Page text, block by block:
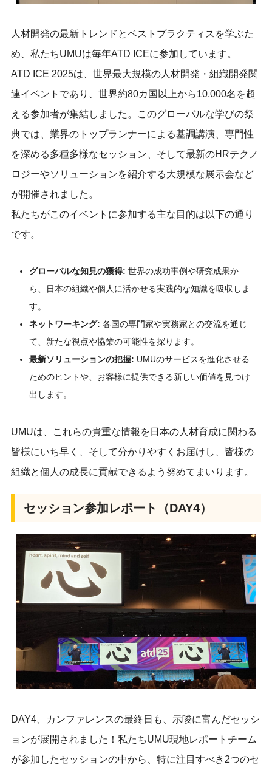
人材開発の最新トレンドとベストプラクティスを学ぶた
め、私たちUMUは毎年ATD ICEに参加しています。
ATD ICE 2025は、世界最大規模の人材開発・組織開発関
連イベントであり、世界約80カ国以上から10,000名を超
える参加者が集結しました。このグローバルな学びの祭
典では、業界のトップランナーによる基調講演、専門性
を深める多種多様なセッション、そして最新のHRテクノ
ロジーやソリューションを紹介する大規模な展示会など
が開催されました。
私たちがこのイベントに参加する主な目的は以下の通り
です。
グローバルな知見の獲得: 世界の成功事例や研究成果か
ら、日本の組織や個人に活かせる実践的な知識を吸収しま
す。
ネットワーキング: 各国の専門家や実務家との交流を通じ
て、新たな視点や協業の可能性を探ります。
最新ソリューションの把握: UMUのサービスを進化させる
ためのヒントや、お客様に提供できる新しい価値を見つけ
出します。
UMUは、これらの貴重な情報を日本の人材育成に関わる
皆様にいち早く、そして分かりやすくお届けし、皆様の
組織と個人の成長に貢献できるよう努めてまいります。
セッション参加レポート（DAY4）
DAY4、カンファレンスの最終日も、示唆に富んだセッシ
ョンが展開されました！私たちUMU現地レポートチーム
が参加したセッションの中から、特に注目すべき2つのセ